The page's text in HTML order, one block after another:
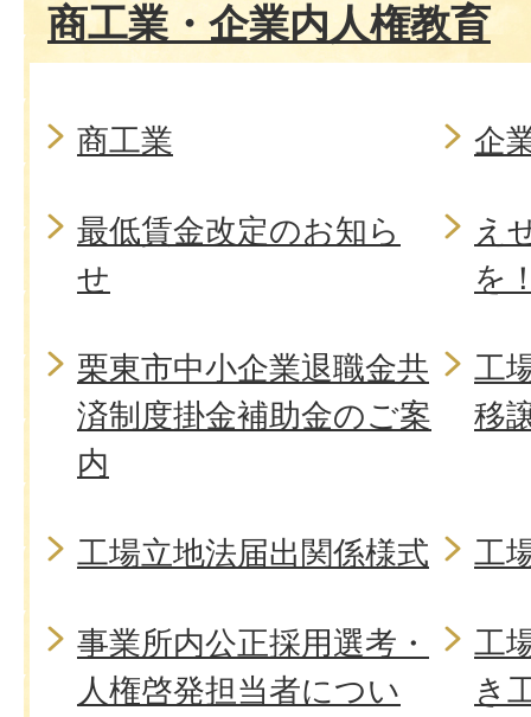
商工業・企業内人権教育
商工業 企
最低賃金改定のお知ら
せ
え
を
栗東市中小企業退職金共
済制度掛金補助金のご案
内
工
移
工場立地法届出関係様式 工
事業所内公正採用選考・
人権啓発担当者につい
工
き